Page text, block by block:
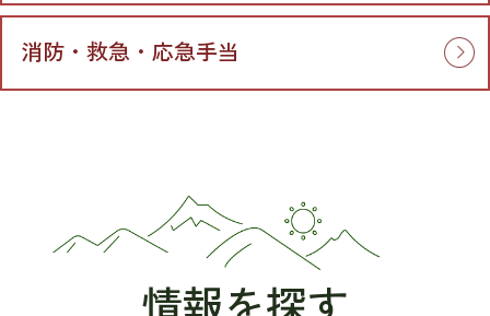
消防・救急・応急手当
情報を探す